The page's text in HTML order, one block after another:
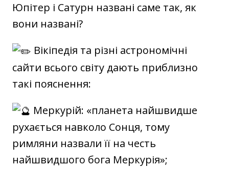
Юпітер і Сатурн названі саме так, як
вони названі?
Вікіпедія та різні астрономічні
сайти всього світу дають приблизно
такі пояснення:
Меркурій: «планета найшвидше
рухається навколо Сонця, тому
римляни назвали її на честь
найшвидшого бога Меркурія»;